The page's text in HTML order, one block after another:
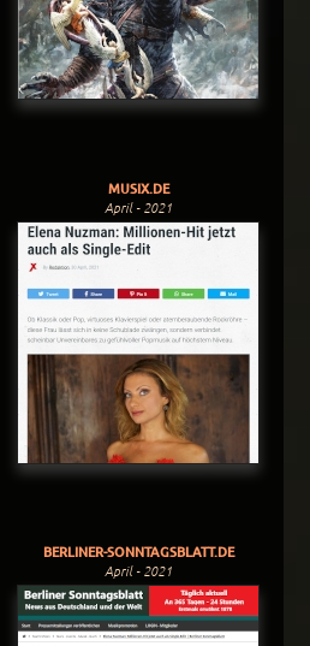
MUSIX.DE
April - 2021
BERLINER-SONNTAGSBLATT.DE
April - 2021